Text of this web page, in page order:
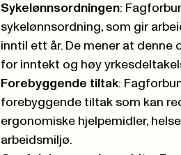
Sykelønnsordningen:
sykelønnsordning, som gir
inntil ett år. De mener at
for inntekt og høy
Forebyggende tiltak:
forebyggende tiltak som kan
ergonomiske hjelpemidler,
arbeidsmiljø.